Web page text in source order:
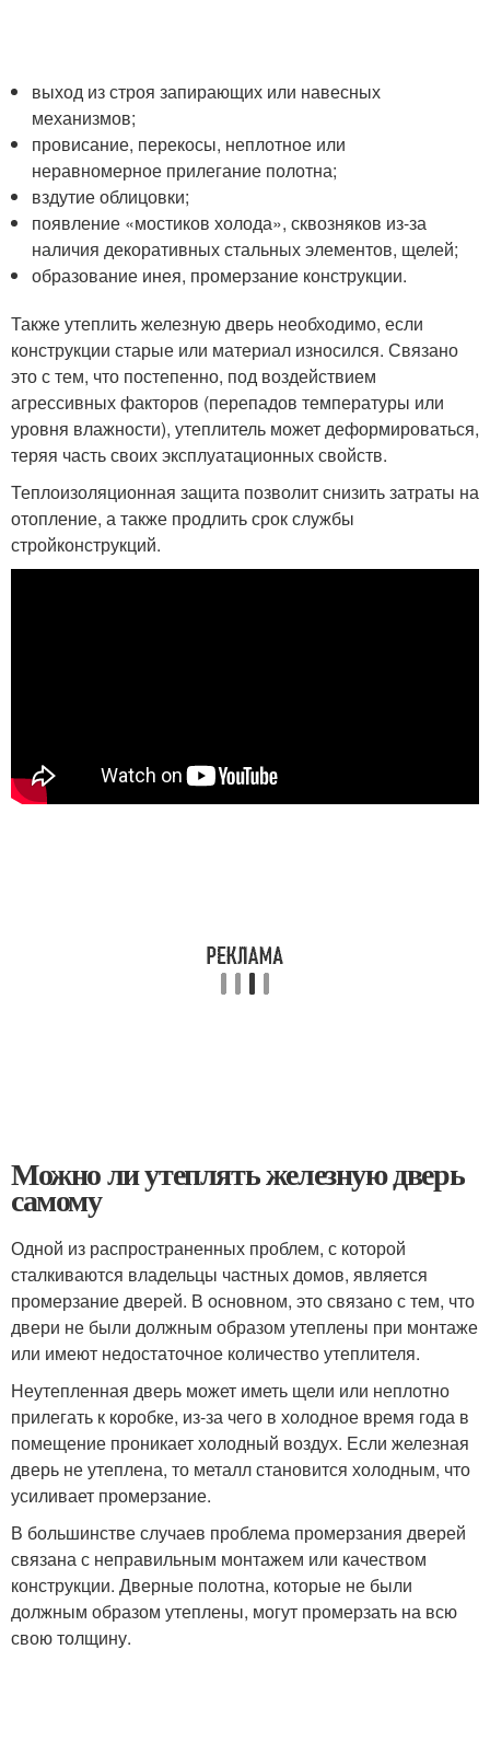
выход из строя запирающих или навесных
механизмов;
провисание, перекосы, неплотное или
неравномерное прилегание полотна;
вздутие облицовки;
появление «мостиков холода», сквозняков из-за
наличия декоративных стальных элементов, щелей;
образование инея, промерзание конструкции.
Также утеплить железную дверь необходимо, если
конструкции старые или материал износился. Связано
это с тем, что постепенно, под воздействием
агрессивных факторов (перепадов температуры или
уровня влажности), утеплитель может деформироваться,
теряя часть своих эксплуатационных свойств.
Теплоизоляционная защита позволит снизить затраты на
отопление, а также продлить срок службы
стройконструкций.
Можно ли утеплять железную дверь
самому
Одной из распространенных проблем, с которой
сталкиваются владельцы частных домов, является
промерзание дверей. В основном, это связано с тем, что
двери не были должным образом утеплены при монтаже
или имеют недостаточное количество утеплителя.
Неутепленная дверь может иметь щели или неплотно
прилегать к коробке, из-за чего в холодное время года в
помещение проникает холодный воздух. Если железная
дверь не утеплена, то металл становится холодным, что
усиливает промерзание.
В большинстве случаев проблема промерзания дверей
связана с неправильным монтажем или качеством
конструкции. Дверные полотна, которые не были
должным образом утеплены, могут промерзать на всю
свою толщину.